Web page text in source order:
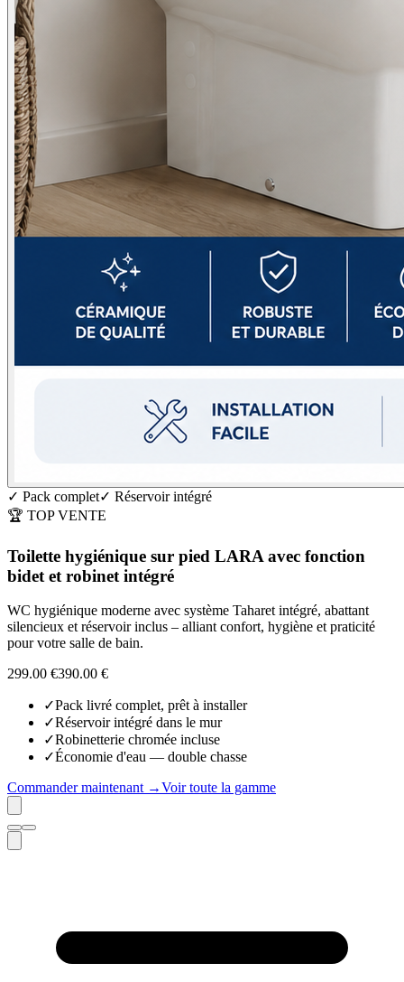
✓ Pack complet✓ Réservoir intégré
🏆 TOP VENTE
Toilette hygiénique sur pied LARA avec fonction
bidet et robinet intégré
WC hygiénique moderne avec système Taharet intégré, abattant
silencieux et réservoir inclus – alliant confort, hygiène et praticité
pour votre salle de bain.
299.00 €390.00 €
✓Pack livré complet, prêt à installer
✓Réservoir intégré dans le mur
✓Robinetterie chromée incluse
✓Économie d'eau — double chasse
Commander maintenant →Voir toute la gamme